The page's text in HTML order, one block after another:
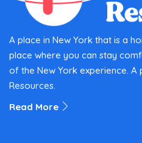
A place in New York that is a
place where you can stay
of the New York experience. A
Resources.
Read More